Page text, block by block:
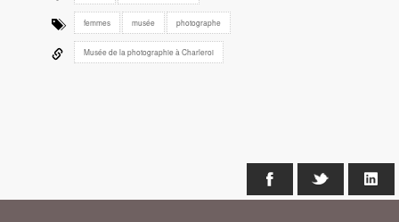
femmes musée photographe
Musée de la photographie à Charleroi
Facebook